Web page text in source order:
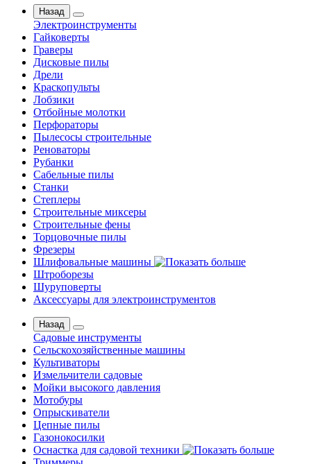
Назад
Электроинструменты
Гайковерты
Граверы
Дисковые пилы
Дрели
Краскопульты
Лобзики
Отбойные молотки
Перфораторы
Пылесосы строительные
Реноваторы
Рубанки
Сабельные пилы
Станки
Степлеры
Строительные миксеры
Строительные фены
Торцовочные пилы
Фрезеры
Шлифовальные машины
Штроборезы
Шуруповерты
Аксессуары для электроинструментов
Назад
Садовые инструменты
Сельскохозяйственные машины
Культиваторы
Измельчители садовые
Мойки высокого давления
Мотобуры
Опрыскиватели
Цепные пилы
Газонокосилки
Оснастка для садовой техники